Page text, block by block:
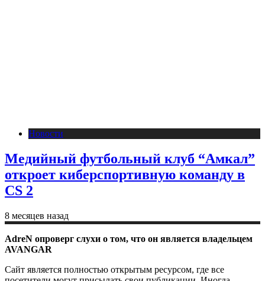
Новости
Медийный футбольный клуб “Амкал”
откроет киберспортивную команду в
CS 2
8 месяцев назад
AdreN опроверг слухи о том, что он является владельцем
AVANGAR
Сайт является полностью открытым ресурсом, где все